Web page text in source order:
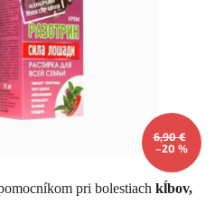
pri bolestiach kĺbov,
6,90 €
–20 %